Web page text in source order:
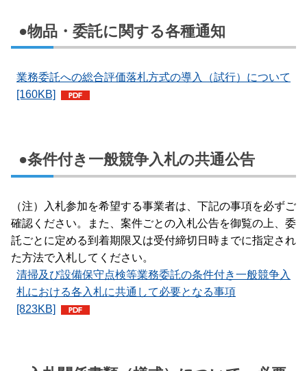
●物品・委託に関する各種通知
業務委託への総合評価落札方式の導入（試行）について
[160KB]
●条件付き一般競争入札の共通公告
（注）入札参加を希望する事業者は、下記の事項を必ずご
確認ください。また、案件ごとの入札公告を御覧の上、委
託ごとに定める到着期限又は受付締切日時までに指定され
た方法で入札してください。
清掃及び設備保守点検等業務委託の条件付き一般競争入
札における各入札に共通して必要となる事項
[823KB]